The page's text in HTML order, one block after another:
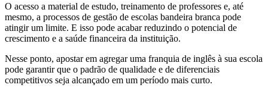
O acesso a material de estudo, treinamento de professores e, até
mesmo, a processos de gestão de escolas bandeira branca pode
atingir um limite. E isso pode acabar reduzindo o potencial de
crescimento e a saúde financeira da instituição.
Nesse ponto, apostar em agregar uma franquia de inglês à sua escola
pode garantir que o padrão de qualidade e de diferenciais
competitivos seja alcançado em um período mais curto.